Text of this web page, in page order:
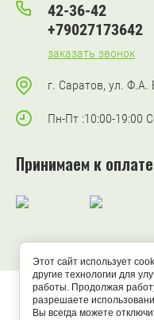
42-36-42
+79027173642
заказать звонок
г. Саратов, ул. Ф.А.
Пн-Пт :10:00-19:00
Принимаем к
© 2025
Этот сайт использует
другие технологии для
работы. Продолжая
разрешаете
Вы всегда можете